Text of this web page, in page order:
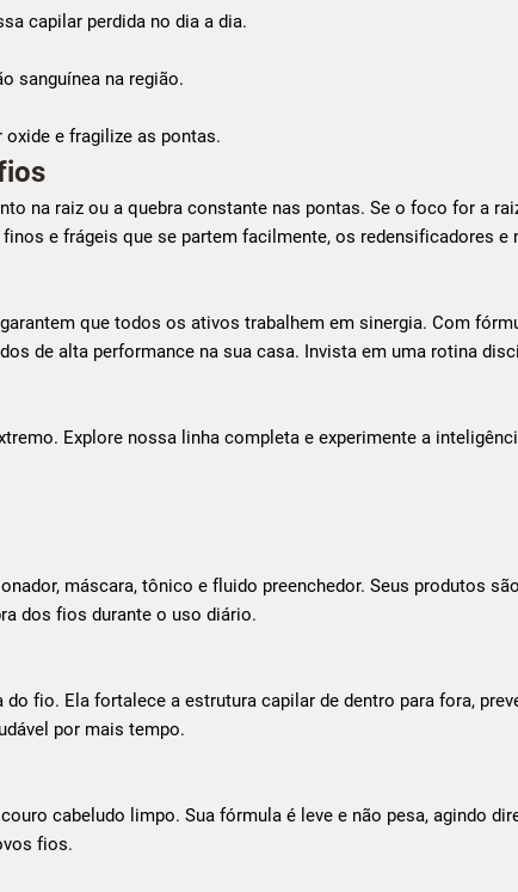
capilar perdida no dia a dia.
sanguínea na região.
e fragilize as pontas.
na raiz ou a quebra constante nas pontas. Se o foco for a
e frágeis que se partem facilmente, os redensificadores e
que todos os ativos trabalhem em sinergia. Com
de alta performance na sua casa. Invista em uma rotina
Explore nossa linha completa e experimente a
máscara, tônico e fluido preenchedor. Seus produtos
dos fios durante o uso diário.
fio. Ela fortalece a estrutura capilar de dentro para fora,
por mais tempo.
cabeludo limpo. Sua fórmula é leve e não pesa, agindo
fios.